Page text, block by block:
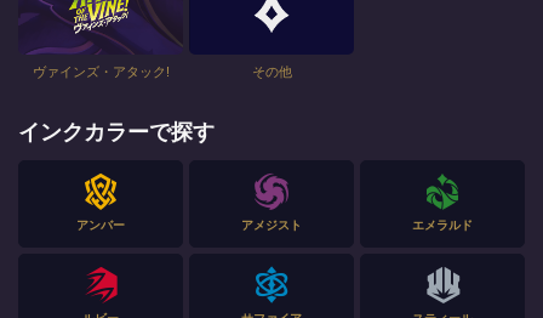
ヴァインズ・アタック! その他
インクカラーで探す
アンバー アメジスト エメラルド